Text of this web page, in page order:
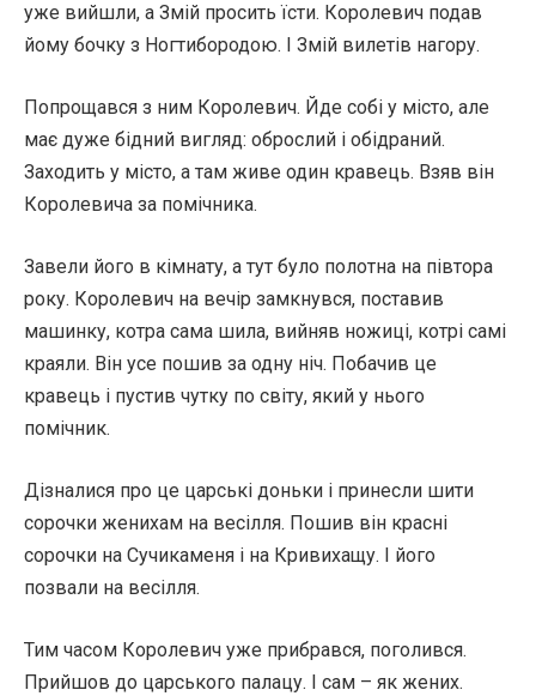
уже вийшли, а Змій просить їсти. Королевич подав
йому бочку з Ногтибородою. І Змій вилетів нагору.
Попрощався з ним Королевич. Йде собі у місто, але
має дуже бідний вигляд: оброслий і обідраний.
Заходить у місто, а там живе один кравець. Взяв він
Королевича за помічника.
Завели його в кімнату, а тут було полотна на півтора
року. Королевич на вечір замкнувся, поставив
машинку, котра сама шила, вийняв ножиці, котрі самі
краяли. Він усе пошив за одну ніч. Побачив це
кравець і пустив чутку по світу, який у нього
помічник.
Дізналися про це царські доньки і принесли шити
сорочки женихам на весілля. Пошив він красні
сорочки на Сучикаменя і на Кривихащу. І його
позвали на весілля.
Тим часом Королевич уже прибрався, поголився.
Прийшов до царського палацу. І сам – як жених.